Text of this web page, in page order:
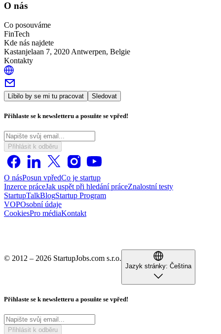
O nás
Co posouváme
FinTech
Kde nás najdete
Kastanjelaan 7, 2020 Antwerpen, Belgie
Kontakty
Líbilo by se mi tu pracovat Sledovat
Přihlaste se k newsletteru a posuňte se vpřed!
Přihlásit k odběru
O násPosun vpředCo je startup
Inzerce práceJak uspět při hledání práceZnalostní testy
StartupTalkBlogStartup Program
VOPOsobní údaje
CookiesPro médiaKontakt
© 2012 – 2026 StartupJobs.com s.r.o.
Jazyk stránky: Čeština
Přihlaste se k newsletteru a posuňte se vpřed!
Přihlásit k odběru